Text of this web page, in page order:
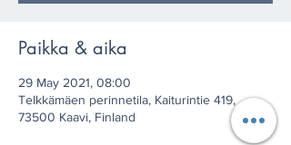
Paikka & aika
29 May 2021, 08:00
Telkkämäen perinnetila, Kaiturintie 419,
73500 Kaavi, Finland